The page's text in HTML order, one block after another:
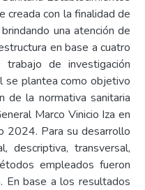
creada con la finalidad de
una atención de
en base a cuatro
de investigación
se plantea como objetivo
de la normativa sanitaria
Marco Vinicio Iza en
2024. Para su desarrollo
descriptiva, transversal,
empleados fueron
En base a los resultados